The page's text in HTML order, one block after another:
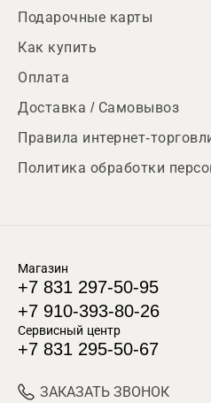
Подарочные карты
Как купить
Оплата
Доставка / Самовывоз
Правила интернет-
Политика обработки
Магазин
+7 831 297-50-95
+7 910-393-80-26
Сервисный центр
+7 831 295-50-67
ЗАКАЗАТЬ ЗВОНОК